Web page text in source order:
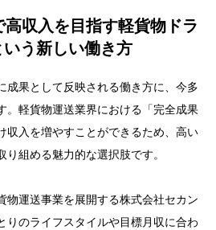
収入を目指す軽貨物ドラ
いう新しい働き方
成果として反映される働き方に、今多
。軽貨物運送業界における「完全成果
収入を増やすことができるため、高い
組める魅力的な選択肢です。
物運送事業を展開する株式会社セカン
りのライフスタイルや目標月収に合わ